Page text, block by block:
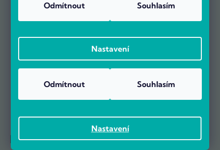
Nastavení
Odmítnout Souhlasím
Nastavení
Odmítnout Souhlasím
na portálu Heureka.cz.
Zobrazit více než 5000 recenzí na Heureka.cz
Recenze zákazníků z Heureky
Reference firem